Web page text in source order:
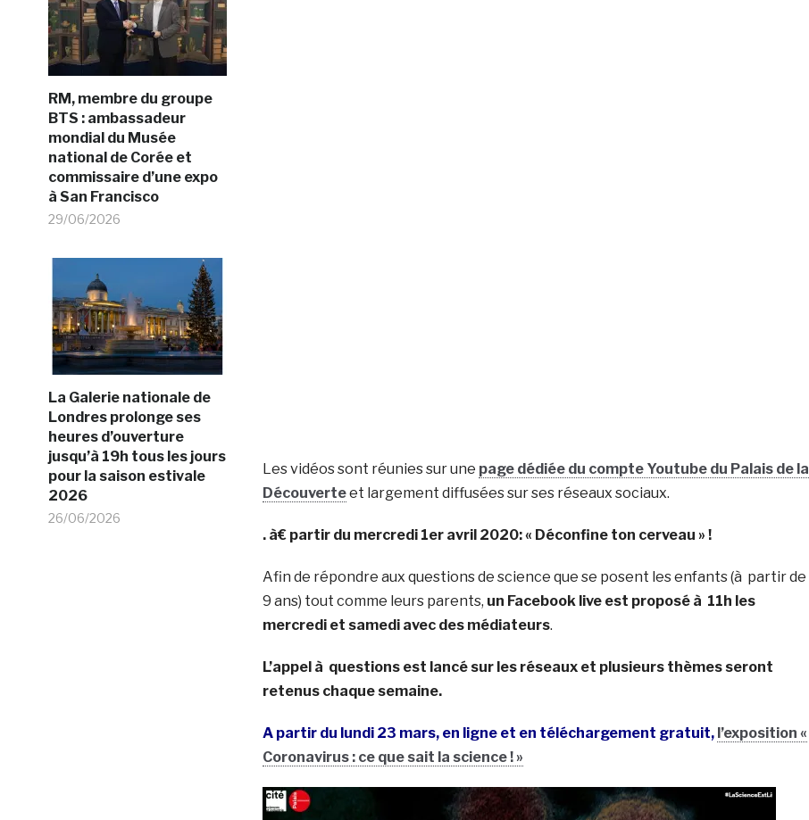
RM, membre du groupe
BTS : ambassadeur
mondial du Musée
national de Corée et
commissaire d’une expo
à San Francisco
29/06/2026
La Galerie nationale de
Londres prolonge ses
heures d’ouverture
jusqu’à 19h tous les jours
pour la saison estivale
2026
26/06/2026
Les vidéos sont réunies sur une page dédiée du compte Youtube du Palais de la
Découverteet largement diffusées sur ses réseaux sociaux.
. à€ partir du mercredi 1er avril 2020: « Déconfine ton cerveau » !
Afin de répondre aux questions de science que se posent les enfants (à partir de
9 ans) tout comme leurs parents, un Facebook live est proposé à 11h les
mercredi et samedi avec des médiateurs.
L’appel à questions est lancé sur les réseaux et plusieurs thèmes seront
retenus chaque semaine.
A partir du lundi 23 mars, en ligne et en téléchargement gratuit, l’exposition «
Coronavirus : ce que sait la science ! »